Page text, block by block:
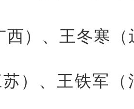
西）、王冬寒（
）、王铁军（